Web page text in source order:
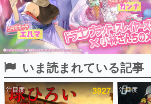
ピックアップ
電ファミのいま読まれている記事ランキング
いま読まれている記事
注目度 3927 注目度